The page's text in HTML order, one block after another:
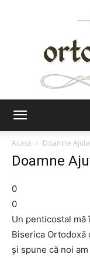
Acasă
Doamne Ajuta
Doamne
0
0
Un penticostal mă
Biserica Ortodoxă
și spune că noi